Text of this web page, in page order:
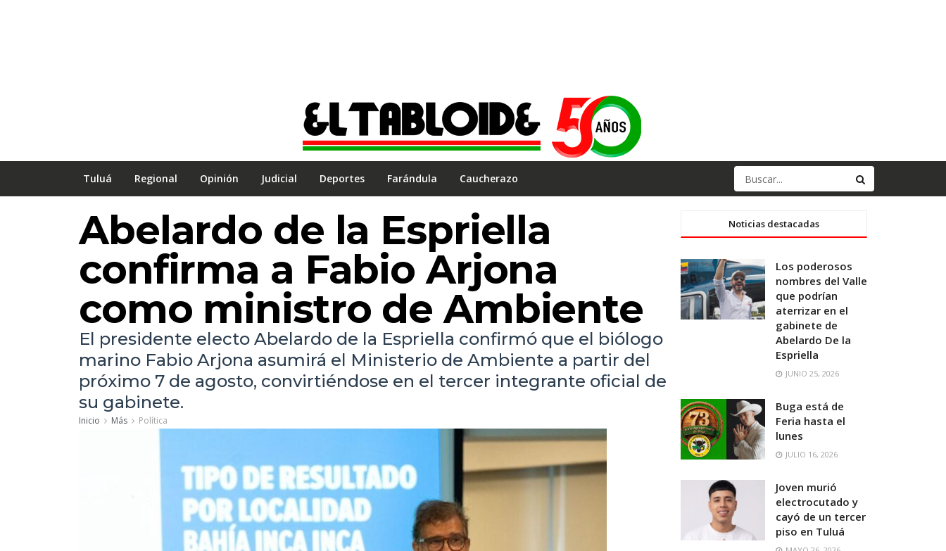
Tuluá Regional Opinión Judicial Deportes Farándula Caucherazo
Abelardo de la Espriella
confirma a Fabio Arjona
como ministro de Ambiente
El presidente electo Abelardo de la Espriella confirmó que el biólogo
marino Fabio Arjona asumirá el Ministerio de Ambiente a partir del
próximo 7 de agosto, convirtiéndose en el tercer integrante oficial de
su gabinete.
Inicio Más Política
Noticias destacadas
Los poderosos
nombres del Valle
que podrían
aterrizar en el
gabinete de
Abelardo De la
Espriella
JUNIO 25, 2026
Buga está de
Feria hasta el
lunes
JULIO 16, 2026
Joven murió
electrocutado y
cayó de un tercer
piso en Tuluá